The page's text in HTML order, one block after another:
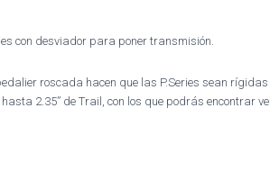
con desviador para poner transmisión.
roscada hacen que las P.Series sean
2.35” de Trail, con los que podrás encontrar